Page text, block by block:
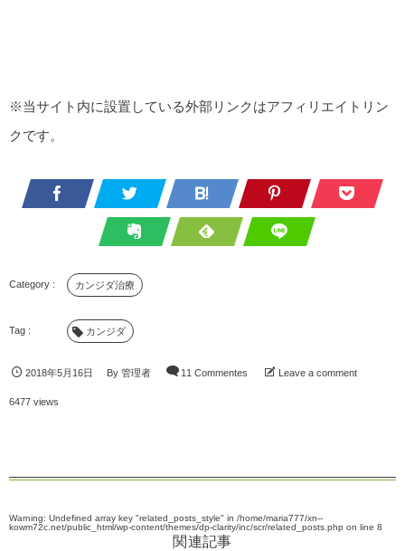
※当サイト内に設置している外部リンクはアフィリエイトリン
クです。
カンジダ治療
カンジダ
2018年5月16日 By管理者 11 Commentes Leave a comment
6477 views
Warning: Undefined array key "related_posts_style" in /home/maria777/xn--
kowm72c.net/public_html/wp-content/themes/dp-clarity/inc/scr/related_posts.php on line 8
関連記事